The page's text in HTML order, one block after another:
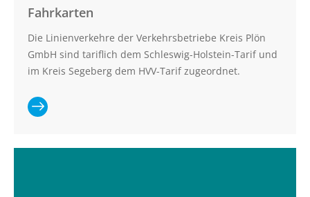
Abo hier kündigen
KARRIERE
Busfahrer (m/w/d) in Vollzeit für die
Fahrkarten
Die Linienverkehre der Verkehrsbetriebe Kreis Plön
GmbH sind tariflich dem Schleswig-Holstein-Tarif und
im Kreis Segeberg dem HVV-Tarif zugeordnet.
Artikel